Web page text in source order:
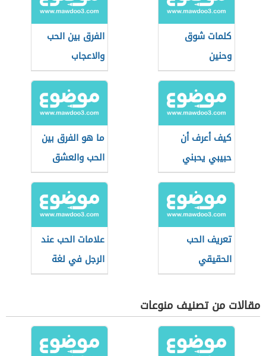
كلمات شوق
وحنين
الفرق بين الحب
والاعجاب
كيف أعرف أن
حبيبي يحبني
ما هو الفرق بين
الحب والعشق
تعريف الحب
الحقيقي
علامات الحب عند
الرجل في لغة
الجسد
مقالات من تصنيف منوعات